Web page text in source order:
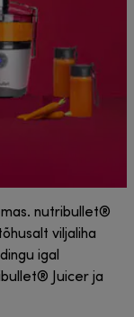
nutribullet®
viljaliha
igal
Juicer ja